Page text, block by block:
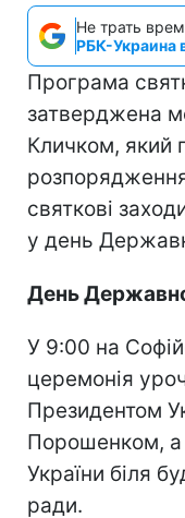
Не трать
РБК-Украина
Програма
затверджена
Кличком, який
святкові
у день
День
У 9:00 на
церемонія
Президентом
Порошенком, а
України біля
ради.